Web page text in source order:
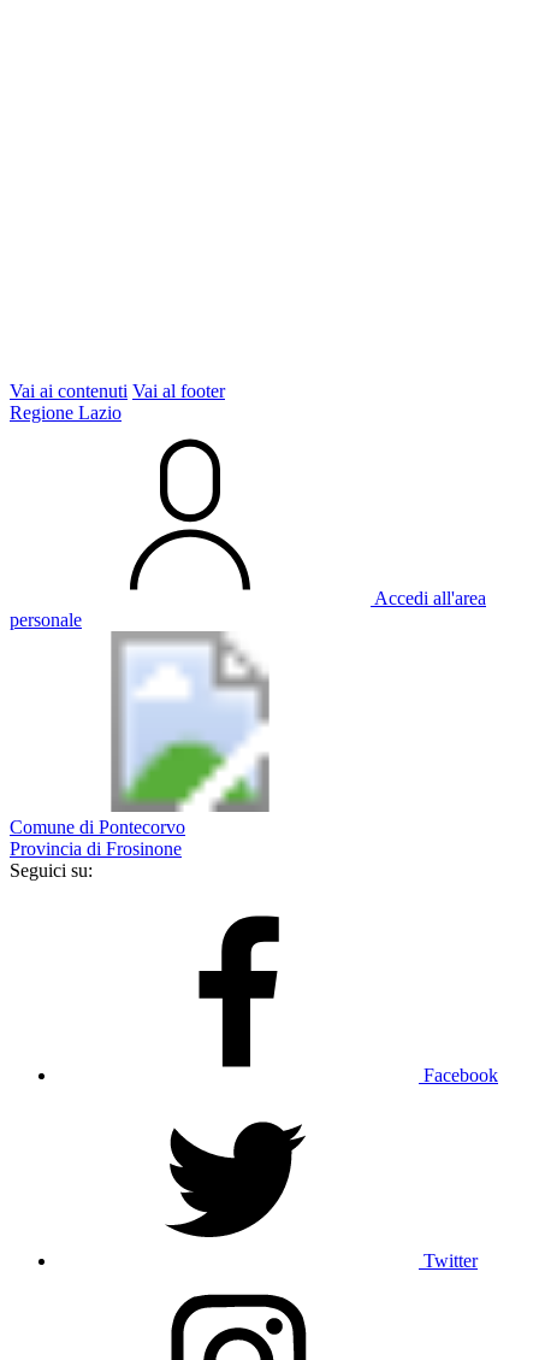
Vai ai contenuti Vai al footer
Regione Lazio
Accedi all'area
personale
Comune di Pontecorvo
Provincia di Frosinone
Seguici su:
Facebook
Twitter